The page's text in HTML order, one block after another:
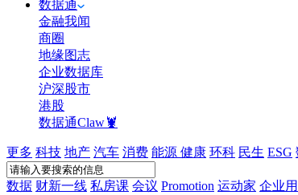
数据通
金融我闻
商圈
地缘图志
企业数据库
沪深股市
港股
数据通Claw🦞
更多 科技 地产 汽车 消费 能源 健康 环科 民生 ESG
数据 财新一线 私房课 会议 Promotion 运动家 企业